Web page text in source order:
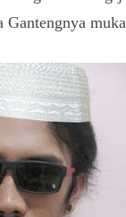
Gantengnya